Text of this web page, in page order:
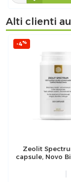
Alti clienti
-4%
Zeolit
capsule, Novo